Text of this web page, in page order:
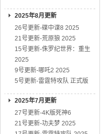
2025年8月更新
26号更新-碟中谍8 2025
21号更新-荒原狼 2025
15号更新-侏罗纪世界：重生
2025
9号更新-哪吒2 2025
5号更新-雷霆特攻队 正式版
2025年7月更新
27号更新-4K版死神6
21号更新-功夫梦 2025